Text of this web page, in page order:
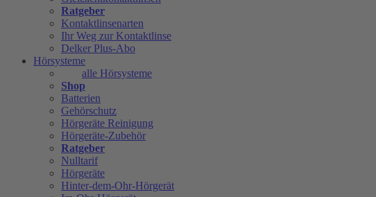
Ratgeber
Kontaktlinsenarten
Ihr Weg zur Kontaktlinse
Delker Plus-Abo
Hörsysteme
alle Hörsysteme
Shop
Batterien
Gehörschutz
Hörgeräte Reinigung
Hörgeräte-Zubehör
Ratgeber
Nulltarif
Hörgeräte
Hinter-dem-Ohr-Hörgerät